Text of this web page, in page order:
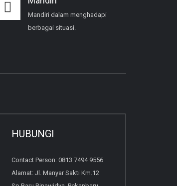
Mandiri dalam menghadapi
berbagai situasi.
HUBUNGI
Contact Person: 0813 7494 9556
Alamat: Jl. Manyar Sakti Km.12